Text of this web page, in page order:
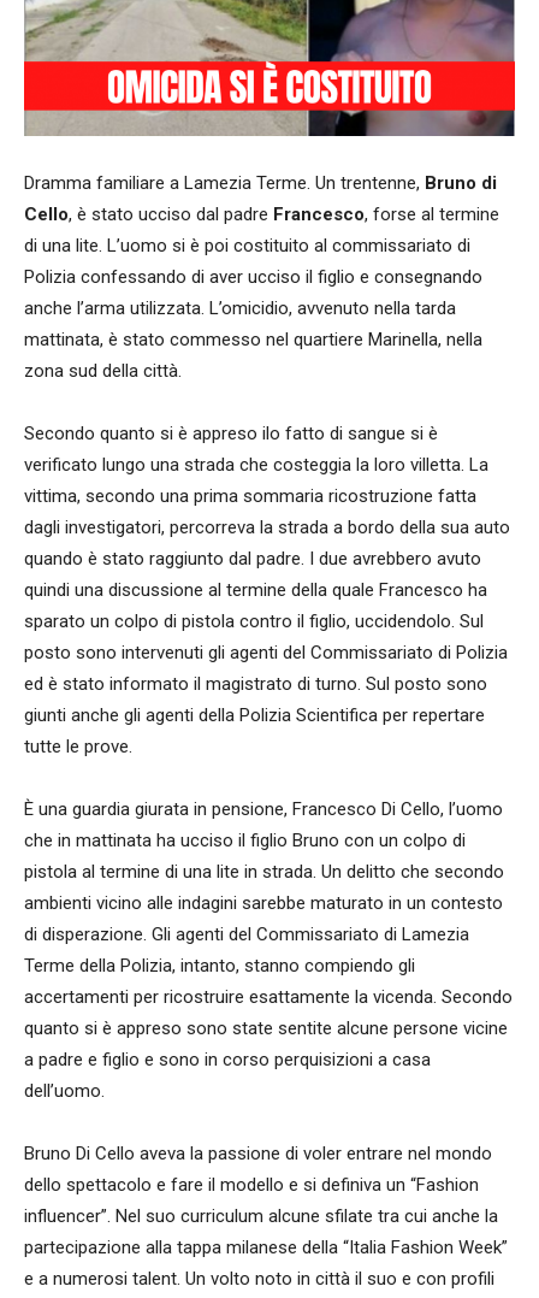
Dramma familiare a Lamezia Terme. Un trentenne, Bruno di
Cello, è stato ucciso dal padre Francesco, forse al termine
di una lite. L’uomo si è poi costituito al commissariato di
Polizia confessando di aver ucciso il figlio e consegnando
anche l’arma utilizzata. L’omicidio, avvenuto nella tarda
mattinata, è stato commesso nel quartiere Marinella, nella
zona sud della città.
Secondo quanto si è appreso ilo fatto di sangue si è
verificato lungo una strada che costeggia la loro villetta. La
vittima, secondo una prima sommaria ricostruzione fatta
dagli investigatori, percorreva la strada a bordo della sua auto
quando è stato raggiunto dal padre. I due avrebbero avuto
quindi una discussione al termine della quale Francesco ha
sparato un colpo di pistola contro il figlio, uccidendolo. Sul
posto sono intervenuti gli agenti del Commissariato di Polizia
ed è stato informato il magistrato di turno. Sul posto sono
giunti anche gli agenti della Polizia Scientifica per repertare
tutte le prove.
È una guardia giurata in pensione, Francesco Di Cello, l’uomo
che in mattinata ha ucciso il figlio Bruno con un colpo di
pistola al termine di una lite in strada. Un delitto che secondo
ambienti vicino alle indagini sarebbe maturato in un contesto
di disperazione. Gli agenti del Commissariato di Lamezia
Terme della Polizia, intanto, stanno compiendo gli
accertamenti per ricostruire esattamente la vicenda. Secondo
quanto si è appreso sono state sentite alcune persone vicine
a padre e figlio e sono in corso perquisizioni a casa
dell’uomo.
Bruno Di Cello aveva la passione di voler entrare nel mondo
dello spettacolo e fare il modello e si definiva un “Fashion
influencer”. Nel suo curriculum alcune sfilate tra cui anche la
partecipazione alla tappa milanese della “Italia Fashion Week”
e a numerosi talent. Un volto noto in città il suo e con profili